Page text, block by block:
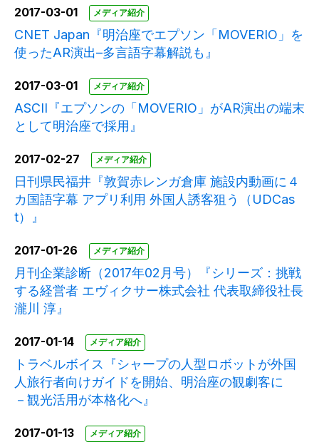
2017-03-01 メディア紹介
CNET Japan『明治座でエプソン「MOVERIO」を
使ったAR演出–多言語字幕解説も』
2017-03-01 メディア紹介
ASCII『エプソンの「MOVERIO」がAR演出の端末
として明治座で採用』
2017-02-27 メディア紹介
日刊県民福井『敦賀赤レンガ倉庫 施設内動画に４
カ国語字幕 アプリ利用 外国人誘客狙う（UDCas
t）』
2017-01-26 メディア紹介
月刊企業診断（2017年02月号）『シリーズ：挑戦
する経営者 エヴィクサー株式会社 代表取締役社長
瀧川 淳』
2017-01-14 メディア紹介
トラベルボイス『シャープの人型ロボットが外国
人旅行者向けガイドを開始、明治座の観劇客に
－観光活用が本格化へ』
2017-01-13 メディア紹介